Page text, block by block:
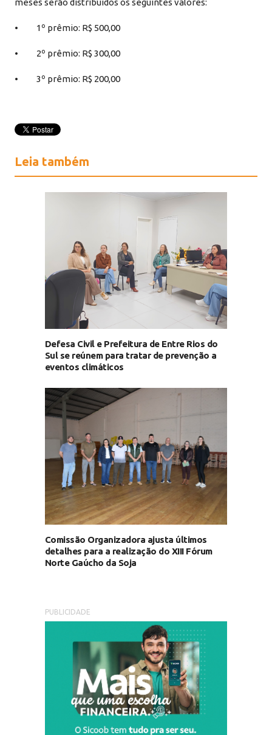
meses serão distribuídos os seguintes valores:
• 1º prêmio: R$ 500,00
• 2º prêmio: R$ 300,00
• 3º prêmio: R$ 200,00
Leia também
Defesa Civil e Prefeitura de Entre Rios do
Sul se reúnem para tratar de prevenção a
eventos climáticos
Comissão Organizadora ajusta últimos
detalhes para a realização do XIII Fórum
Norte Gaúcho da Soja
PUBLICIDADE